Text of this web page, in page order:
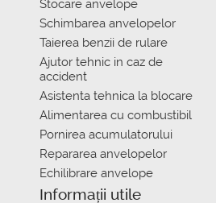
Stocare anvelope
Schimbarea anvelopelor
Taierea benzii de rulare
Ajutor tehnic in caz de
accident
Asistenta tehnica la blocare
Alimentarea cu combustibil
Pornirea acumulatorului
Repararea anvelopelor
Echilibrare anvelope
Informații utile